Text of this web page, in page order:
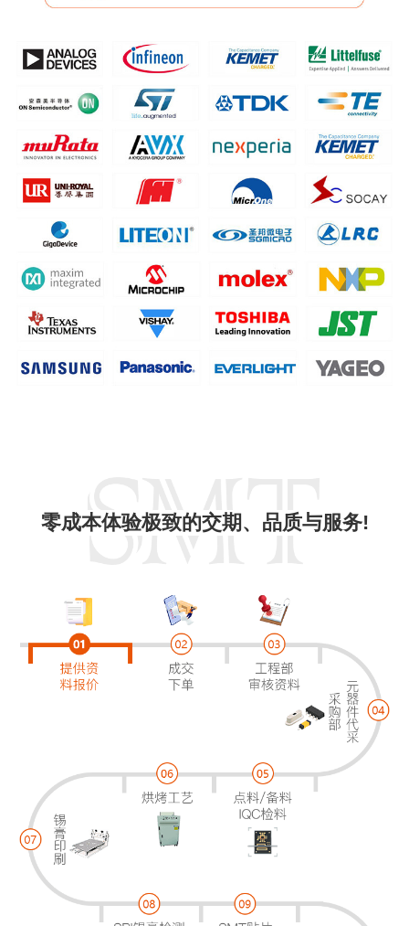
零成本体验极致的交期、品质与服务!